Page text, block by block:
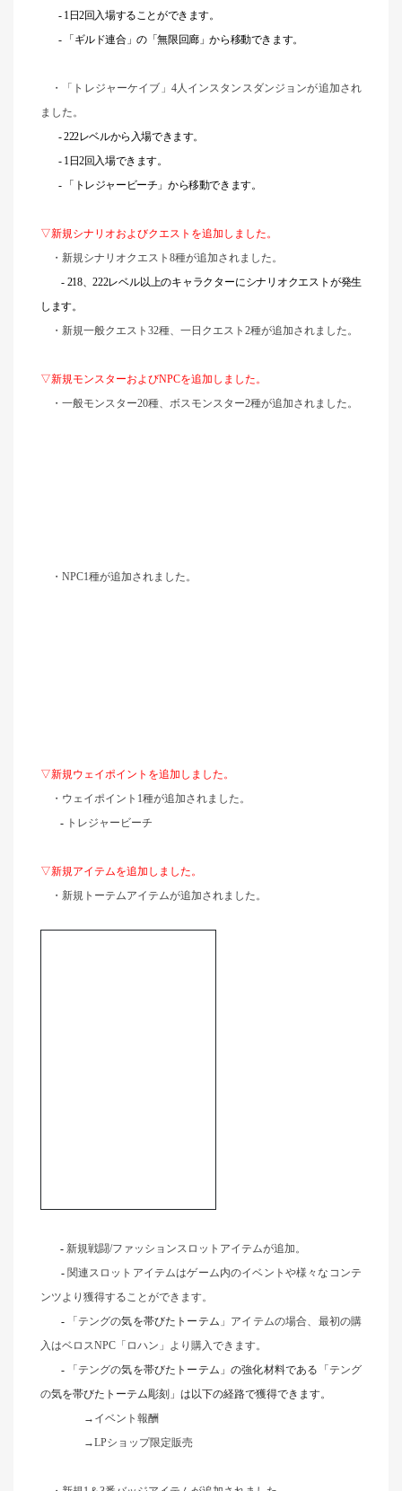
- 1日2回入場することができます。
- 「ギルド連合」の「無限回廊」から移動できます。
・「トレジャーケイブ」4人インスタンスダンジョンが追加され
ました。
- 222レベルから入場できます。
- 1日2回入場できます。
- 「トレジャービーチ」から移動できます。
▽新規シナリオおよびクエストを追加しました。
・新規シナリオクエスト8種が追加されました。
- 218、222レベル以上のキャラクターにシナリオクエストが発生
します。
・新規一般クエスト32種、一日クエスト2種が追加されました。
▽新規モンスターおよびNPCを追加しました。
・一般モンスター20種、ボスモンスター2種が追加されました。
・NPC1種が追加されました。
▽新規ウェイポイントを追加しました。
・ウェイポイント1種が追加されました。
- トレジャービーチ
▽新規アイテムを追加しました。
・新規トーテムアイテムが追加されました。
- 新規戦闘/ファッションスロットアイテムが追加。
- 関連スロットアイテムはゲーム内のイベントや様々なコンテ
ンツより獲得することができます。
-
「テングの気を帯びたトーテム 」アイテムの場合、最初の購
入はベロスNPC「ロハン」より購入できます。
-
「テングの気を帯びたトーテム」の強化材料である「 テング
の気を帯びたトーテム彫刻」は以下の経路で獲得できます。
→イベント報酬
→LPショップ限定販売